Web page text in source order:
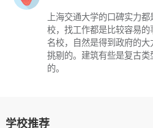
上海交通大学的口碑实力
校，找工作都是比较容易
名校，自然是得到政府的大
挑剔的。建筑有些是复古
的。
学校推荐